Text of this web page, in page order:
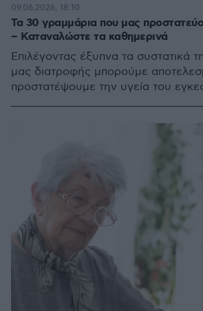
Τα 30 γραμμάρια που μας
– Καταναλώστε τα καθημερινά
Επιλέγοντας έξυπνα τα συστατικά
μας διατροφής μπορούμε
προστατέψουμε την υγεία του
09.06.2026, 18:10